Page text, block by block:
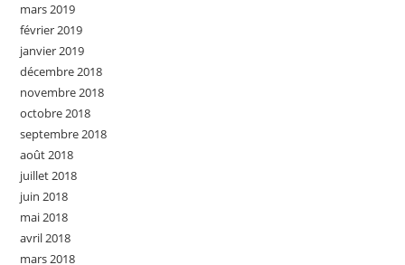
mars 2019
février 2019
janvier 2019
décembre 2018
novembre 2018
octobre 2018
septembre 2018
août 2018
juillet 2018
juin 2018
mai 2018
avril 2018
mars 2018